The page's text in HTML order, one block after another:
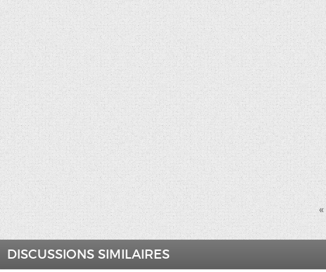
«
DISCUSSIONS SIMILAIRES